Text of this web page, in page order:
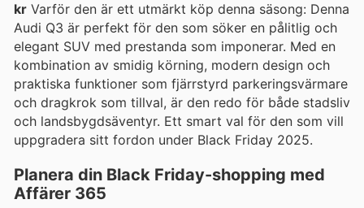
kr Varför den är ett utmärkt köp denna säsong: Denna
Audi Q3 är perfekt för den som söker en pålitlig och
elegant SUV med prestanda som imponerar. Med en
kombination av smidig körning, modern design och
praktiska funktioner som fjärrstyrd parkeringsvärmare
och dragkrok som tillval, är den redo för både stadsliv
och landsbygdsäventyr. Ett smart val för den som vill
uppgradera sitt fordon under Black Friday 2025.
Planera din Black Friday-shopping med
Affärer 365